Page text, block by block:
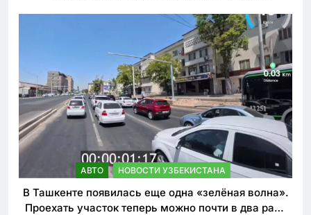
АВТО НОВОСТИ УЗБЕКИСТАНА
В Ташкенте появилась еще одна «зелёная волна».
Проехать участок теперь можно почти в два раза